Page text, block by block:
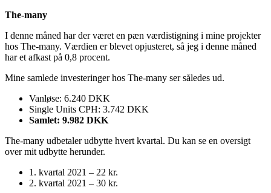
The-many
I denne måned har der været en pæn værdistigning i mine projekter
hos The-many. Værdien er blevet opjusteret, så jeg i denne måned
har et afkast på 0,8 procent.
Mine samlede investeringer hos The-many ser således ud.
Vanløse: 6.240 DKK
Single Units CPH: 3.742 DKK
Samlet: 9.982 DKK
The-many udbetaler udbytte hvert kvartal. Du kan se en oversigt
over mit udbytte herunder.
1. kvartal 2021 – 22 kr.
2. kvartal 2021 – 30 kr.